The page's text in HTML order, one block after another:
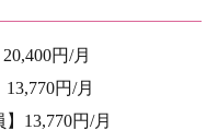
円/月
円/月
】13,770円/月